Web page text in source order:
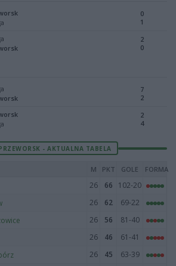
0
1
2
0
7
2
2
4
- AKTUALNA TABELA
M PKT GOLE FORMA
26 66
102-20
26 62
69-22
26 56
81-40
26 46
61-41
26 45
63-39